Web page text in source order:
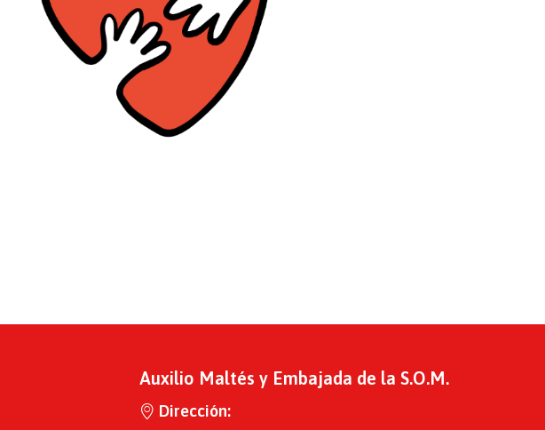
Auxilio Maltés y Embajada de la S.O.M.
Dirección: